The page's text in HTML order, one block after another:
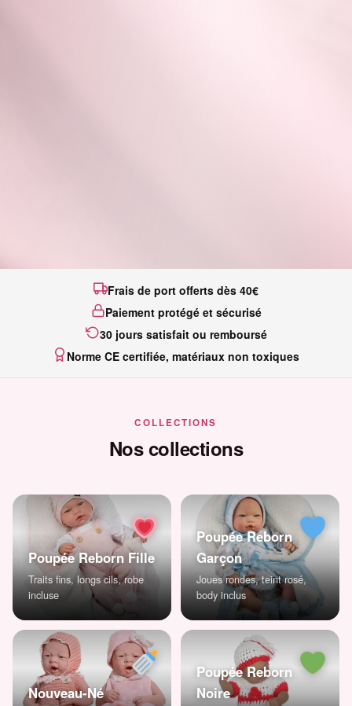
Frais de port offerts dès 40€
Paiement protégé et sécurisé
30 jours satisfait ou remboursé
Norme CE certifiée, matériaux non toxiques
COLLECTIONS
Nos collections
Poupée Reborn Fille
Traits fins, longs cils, robe
incluse
Poupée Reborn
Garçon
Joues rondes, teint rosé,
body inclus
Nouveau-Né
Poupée Reborn
Noire